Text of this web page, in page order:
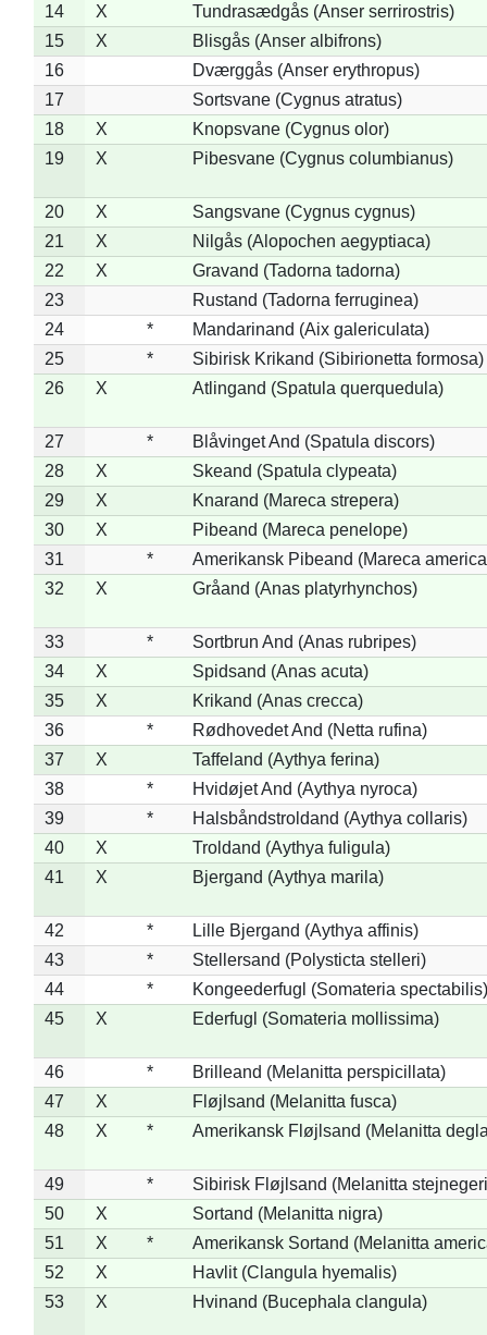
14
X
Tundrasædgås (Anser serrirostris)
15
X
Blisgås (Anser albifrons)
16
Dværggås (Anser erythropus)
17
Sortsvane (Cygnus atratus)
18
X
Knopsvane (Cygnus olor)
19
X Pibesvane (Cygnus columbianus)
20 X
Sangsvane (Cygnus cygnus)
21
X
Nilgås (Alopochen aegyptiaca)
22
X
Gravand (Tadorna tadorna)
23
Rustand (Tadorna ferruginea)
24
*
Mandarinand (Aix galericulata)
25
*
Sibirisk Krikand (Sibirionetta formosa)
26
X Atlingand (Spatula querquedula)
27 *
Blåvinget And (Spatula discors)
28
X
Skeand (Spatula clypeata)
29
X
Knarand (Mareca strepera)
30
X
Pibeand (Mareca penelope)
31
*
Amerikansk Pibeand (Mareca
32
X Gråand (Anas platyrhynchos)
33 *
Sortbrun And (Anas rubripes)
34
X
Spidsand (Anas acuta)
35
X
Krikand (Anas crecca)
36
*
Rødhovedet And (Netta rufina)
37
X
Taffeland (Aythya ferina)
38
*
Hvidøjet And (Aythya nyroca)
39
*
Halsbåndstroldand (Aythya collaris)
40
X
Troldand (Aythya fuligula)
41
X Bjergand (Aythya marila)
42 *
Lille Bjergand (Aythya affinis)
43
*
Stellersand (Polysticta stelleri)
44
*
Kongeederfugl (Somateria spectabilis)
45
X Ederfugl (Somateria mollissima)
46 *
Brilleand (Melanitta perspicillata)
47
X
Fløjlsand (Melanitta fusca)
48
X * Amerikansk Fløjlsand (Melanitta
49 *
Sibirisk Fløjlsand (Melanitta
50
X
Sortand (Melanitta nigra)
51
X *
Amerikansk Sortand (Melanitta
52
X
Havlit (Clangula hyemalis)
53
X Hvinand (Bucephala clangula)